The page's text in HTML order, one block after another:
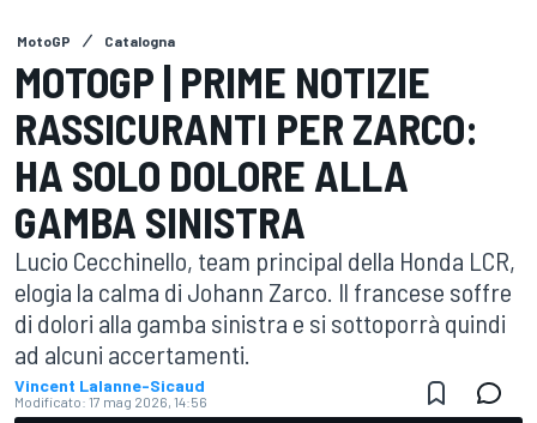
MotoGP Catalogna
MOTOGP | PRIME NOTIZIE
RASSICURANTI PER ZARCO:
HA SOLO DOLORE ALLA
GAMBA SINISTRA
Lucio Cecchinello, team principal della Honda LCR,
elogia la calma di Johann Zarco. Il francese soffre
di dolori alla gamba sinistra e si sottoporrà quindi
ad alcuni accertamenti.
Vincent Lalanne-Sicaud
Modificato: 17 mag 2026, 14:56